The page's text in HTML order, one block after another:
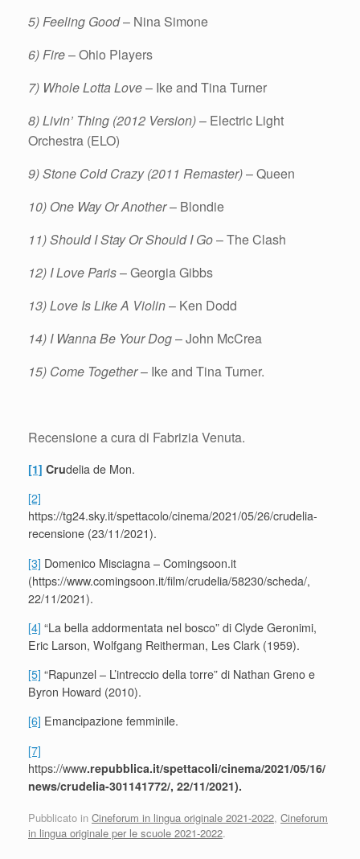
5) Feeling Good– Nina Simone
6) Fire– Ohio Players
7) Whole Lotta Love– Ike and Tina Turner
8) Livin’ Thing (2012 Version)– Electric Light
Orchestra (ELO)
9) Stone Cold Crazy (2011 Remaster)– Queen
10) One Way Or Another– Blondie
11) Should I Stay Or Should I Go– The Clash
12) I Love Paris– Georgia Gibbs
13) Love Is Like A Violin– Ken Dodd
14) I Wanna Be Your Dog– John McCrea
15) Come Together– Ike and Tina Turner.
Recensione a cura di Fabrizia Venuta.
[1] Crudelia de Mon.
[2]
https://tg24.sky.it/spettacolo/cinema/2021/05/26/crudelia-
recensione (23/11/2021).
[3] Domenico Misciagna – Comingsoon.it
(https://www.comingsoon.it/film/crudelia/58230/scheda/,
22/11/2021).
[4] “La bella addormentata nel bosco” di Clyde Geronimi,
Eric Larson, Wolfgang Reitherman, Les Clark (1959).
[5] “Rapunzel – L’intreccio della torre” di Nathan Greno e
Byron Howard (2010).
[6] Emancipazione femminile.
[7]
https://www.repubblica.it/spettacoli/cinema/2021/05/16/
news/crudelia-301141772/, 22/11/2021).
Pubblicato in Cineforum in lingua originale 2021-2022, Cineforum
in lingua originale per le scuole 2021-2022.